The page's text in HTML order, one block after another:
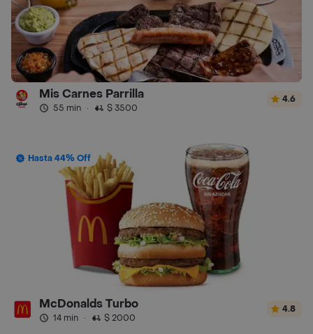
Mis Carnes Parrilla
55 min · $ 3500
4.6
Hasta 44% Off
McDonalds Turbo
14 min · $ 2000
4.8